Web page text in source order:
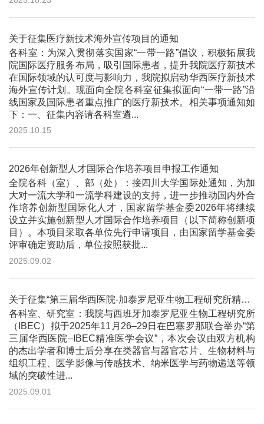
关于征集医疗新技术海外宣传项目的通知
各科室：为深入贯彻落实国家“一带一路”倡议，积极拓展我
院国际医疗服务布局，吸引国际患者，提升我院医疗新技术
在国际领域的认可度与影响力，我院拟启动华西医疗新技术
海外宣传计划。现面向全院各科室征集拟面向“一带一路”沿
线国家及国际患者重点推广的医疗新技术。相关事项通知如
下：一、征集内容请各科室遴...
2025.10.15
2026年创新型人才国际合作培养项目申报工作通知
全院各科（室）、部（处）：接四川大学国际处通知，为加
大对一流大学和一流学科建设的支持，进一步推动国内外合
作培养创新型国际化人才，国家留学基金委2026年将继续
设立并实施创新型人才国际合作培养项目（以下简称创新项
目）。本项目采取各单位先行申请项目，由国家留学基金委
评审确定资助后，单位按照获批...
2025.09.02
关于征集“第三届华西医院-加泰罗尼亚生物工程研究所精准医学会议”摘要的通知（第二轮）
各科室、研究室：我院与西班牙加泰罗尼亚生物工程研究所
（IBEC）拟于2025年11月26–29日在巴塞罗那联合举办“第
三届华西医院–IBEC精准医学会议”，本次会议由双方机构
的杰出学者和博士后分享在类器官与器官芯片、生物材料与
组织工程、医学影像与传感技术、纳米医学与药物递送等领
域的突破性进...
2025.09.01